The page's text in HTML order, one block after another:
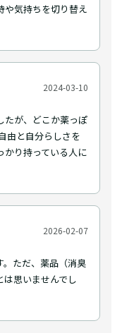
や気持ちを切り替え
2024-03-10
たが、どこか薬っぽ
由と自分らしさを
かり持っている人に
2026-02-07
。ただ、薬品（消臭
思いませんでし